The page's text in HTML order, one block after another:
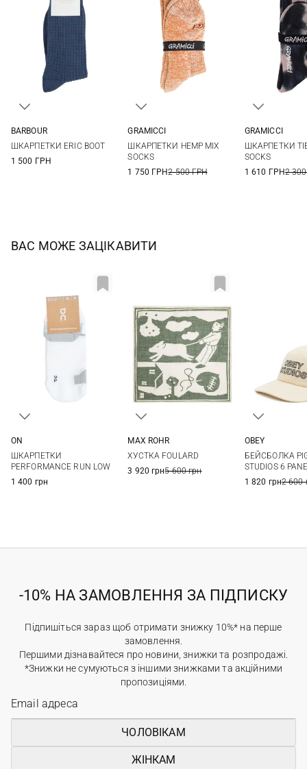
BARBOUR
ШКАРПЕТКИ ERIC BOOT
1 500 ГРН
GRAMICCI
ШКАРПЕТКИ HEMP MIX
SOCKS
1 750 ГРН2 500 ГРН
GRAMICCI
ШКАРПЕТКИ TIE
SOCKS
1 610 ГРН2
ВАС МОЖЕ ЗАЦІКАВИТИ
ON
ШКАРПЕТКИ
PERFORMANCE RUN LOW
1 400 грн
MAX ROHR
ХУСТКА FOULARD
3 920 грн5 600 грн
OBEY
БЕЙСБОЛКА
STUDIOS 6
1 820 грн2 600
-10% НА ЗАМОВЛЕННЯ ЗА ПІДПИСКУ
Підпишіться зараз щоб отримати знижку 10%* на перше
замовлення.
Першими дізнавайтеся про новини, знижки та розпродажі.
*Знижки не сумуються з іншими знижками та акційними
пропозиціями.
ЧОЛОВІКАМ
ЖІНКАМ